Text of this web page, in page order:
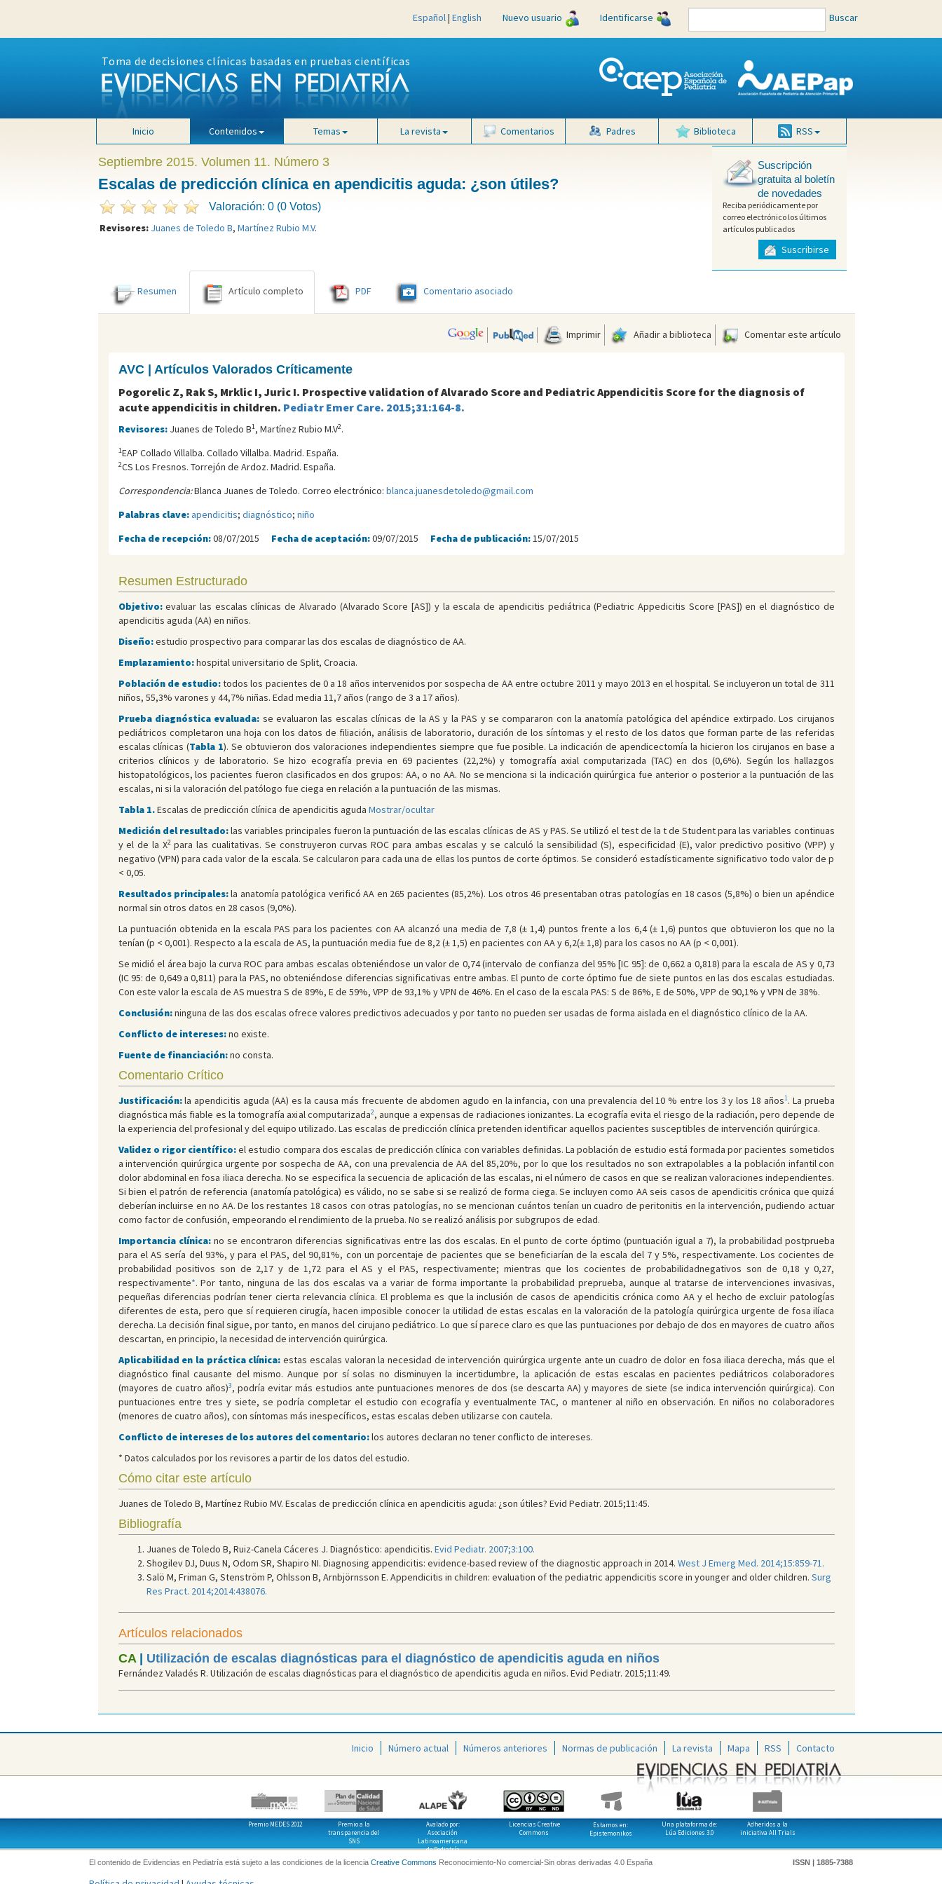
Español| English Nuevo usuario Identificarse Buscar
Toma de decisiones clínicas basadas en pruebas científicas
Inicio Contenidos Temas La revista Comentarios Padres Biblioteca RSS
Septiembre 2015. Volumen 11. Número 3
Escalas de predicción clínica en apendicitis aguda: ¿son útiles?
Valoración: 0 (0 Votos)
Revisores: Juanes de Toledo B, Martínez Rubio M.V.
Suscripción
gratuita al boletín
de novedades
Reciba periódicamente por
correo electrónico los últimos
artículos publicados
Suscribirse
Resumen Artículo completo PDF Comentario asociado
Imprimir Añadir a biblioteca Comentar este artículo
AVC | Artículos Valorados Críticamente
Pogorelic Z, Rak S, Mrklic I, Juric I. Prospective validation of Alvarado Score and Pediatric Appendicitis Score for the diagnosis of
acute appendicitis in children. Pediatr Emer Care. 2015;31:164-8.
Revisores: Juanes de Toledo B1, Martínez Rubio M.V2.
1EAP Collado Villalba. Collado Villalba. Madrid. España.
2CS Los Fresnos. Torrejón de Ardoz. Madrid. España.
Correspondencia:Blanca Juanes de Toledo. Correo electrónico: blanca.juanesdetoledo@gmail.com
Palabras clave:apendicitis; diagnóstico; niño
Fecha de recepción:08/07/2015 Fecha de aceptación:09/07/2015 Fecha de publicación:15/07/2015
Resumen Estructurado
Objetivo:evaluar las escalas clínicas de Alvarado (Alvarado Score [AS]) y la escala de apendicitis pediátrica (Pediatric Appedicitis Score [PAS]) en el diagnóstico de
apendicitis aguda (AA) en niños.
Diseño:estudio prospectivo para comparar las dos escalas de diagnóstico de AA.
Emplazamiento:hospital universitario de Split, Croacia.
Población de estudio:todos los pacientes de 0 a 18 años intervenidos por sospecha de AA entre octubre 2011 y mayo 2013 en el hospital. Se incluyeron un total de 311
niños, 55,3% varones y 44,7% niñas. Edad media 11,7 años (rango de 3 a 17 años).
Prueba diagnóstica evaluada: se evaluaron las escalas clínicas de la AS y la PAS y se compararon con la anatomía patológica del apéndice extirpado. Los cirujanos
pediátricos completaron una hoja con los datos de filiación, análisis de laboratorio, duración de los síntomas y el resto de los datos que forman parte de las referidas
escalas clínicas (Tabla 1). Se obtuvieron dos valoraciones independientes siempre que fue posible. La indicación de apendicectomía la hicieron los cirujanos en base a
criterios clínicos y de laboratorio. Se hizo ecografía previa en 69 pacientes (22,2%) y tomografía axial computarizada (TAC) en dos (0,6%). Según los hallazgos
histopatológicos, los pacientes fueron clasificados en dos grupos: AA, o no AA. No se menciona si la indicación quirúrgica fue anterior o posterior a la puntuación de las
escalas, ni si la valoración del patólogo fue ciega en relación a la puntuación de las mismas.
Tabla 1.Escalas de predicción clínica de apendicitis aguda Mostrar/ocultar
Medición del resultado:las variables principales fueron la puntuación de las escalas clínicas de AS y PAS. Se utilizó el test de la t de Student para las variables continuas
y el de la Χ2para las cualitativas. Se construyeron curvas ROC para ambas escalas y se calculó la sensibilidad (S), especificidad (E), valor predictivo positivo (VPP) y
negativo (VPN) para cada valor de la escala. Se calcularon para cada una de ellas los puntos de corte óptimos. Se consideró estadísticamente significativo todo valor de p
< 0,05.
Resultados principales:la anatomía patológica verificó AA en 265 pacientes (85,2%). Los otros 46 presentaban otras patologías en 18 casos (5,8%) o bien un apéndice
normal sin otros datos en 28 casos (9,0%).
La puntuación obtenida en la escala PAS para los pacientes con AA alcanzó una media de 7,8 (± 1,4) puntos frente a los 6,4 (± 1,6) puntos que obtuvieron los que no la
tenían (p < 0,001). Respecto a la escala de AS, la puntuación media fue de 8,2 (± 1,5) en pacientes con AA y 6,2(± 1,8) para los casos no AA (p < 0,001).
Se midió el área bajo la curva ROC para ambas escalas obteniéndose un valor de 0,74 (intervalo de confianza del 95% [IC 95]: de 0,662 a 0,818) para la escala de AS y 0,73
(IC 95: de 0,649 a 0,811) para la PAS, no obteniéndose diferencias significativas entre ambas. El punto de corte óptimo fue de siete puntos en las dos escalas estudiadas.
Con este valor la escala de AS muestra S de 89%, E de 59%, VPP de 93,1% y VPN de 46%. En el caso de la escala PAS: S de 86%, E de 50%, VPP de 90,1% y VPN de 38%.
Conclusión:ninguna de las dos escalas ofrece valores predictivos adecuados y por tanto no pueden ser usadas de forma aislada en el diagnóstico clínico de la AA.
Conflicto de intereses:no existe.
Fuente de financiación:no consta.
Comentario Crítico
Justificación:la apendicitis aguda (AA) es la causa más frecuente de abdomen agudo en la infancia, con una prevalencia del 10 % entre los 3 y los 18 años1. La prueba
diagnóstica más fiable es la tomografía axial computarizada2, aunque a expensas de radiaciones ionizantes. La ecografía evita el riesgo de la radiación, pero depende de
la experiencia del profesional y del equipo utilizado. Las escalas de predicción clínica pretenden identificar aquellos pacientes susceptibles de intervención quirúrgica.
Validez o rigor científico:el estudio compara dos escalas de predicción clínica con variables definidas. La población de estudio está formada por pacientes sometidos
a intervención quirúrgica urgente por sospecha de AA, con una prevalencia de AA del 85,20%, por lo que los resultados no son extrapolables a la población infantil con
dolor abdominal en fosa iliaca derecha. No se especifica la secuencia de aplicación de las escalas, ni el número de casos en que se realizan valoraciones independientes.
Si bien el patrón de referencia (anatomía patológica) es válido, no se sabe si se realizó de forma ciega. Se incluyen como AA seis casos de apendicitis crónica que quizá
deberían incluirse en no AA. De los restantes 18 casos con otras patologías, no se mencionan cuántos tenían un cuadro de peritonitis en la intervención, pudiendo actuar
como factor de confusión, empeorando el rendimiento de la prueba. No se realizó análisis por subgrupos de edad.
Importancia clínica:no se encontraron diferencias significativas entre las dos escalas. En el punto de corte óptimo (puntuación igual a 7), la probabilidad postprueba
para el AS sería del 93%, y para el PAS, del 90,81%, con un porcentaje de pacientes que se beneficiarían de la escala del 7 y 5%, respectivamente. Los cocientes de
probabilidad positivos son de 2,17 y de 1,72 para el AS y el PAS, respectivamente; mientras que los cocientes de probabilidadnegativos son de 0,18 y 0,27,
respectivamente*. Por tanto, ninguna de las dos escalas va a variar de forma importante la probabilidad preprueba, aunque al tratarse de intervenciones invasivas,
pequeñas diferencias podrían tener cierta relevancia clínica. El problema es que la inclusión de casos de apendicitis crónica como AA y el hecho de excluir patologías
diferentes de esta, pero que sí requieren cirugía, hacen imposible conocer la utilidad de estas escalas en la valoración de la patología quirúrgica urgente de fosa ilíaca
derecha. La decisión final sigue, por tanto, en manos del cirujano pediátrico. Lo que sí parece claro es que las puntuaciones por debajo de dos en mayores de cuatro años
descartan, en principio, la necesidad de intervención quirúrgica.
Aplicabilidad en la práctica clínica: estas escalas valoran la necesidad de intervención quirúrgica urgente ante un cuadro de dolor en fosa iliaca derecha, más que el
diagnóstico final causante del mismo. Aunque por sí solas no disminuyen la incertidumbre, la aplicación de estas escalas en pacientes pediátricos colaboradores
(mayores de cuatro años)3, podría evitar más estudios ante puntuaciones menores de dos (se descarta AA) y mayores de siete (se indica intervención quirúrgica). Con
puntuaciones entre tres y siete, se podría completar el estudio con ecografía y eventualmente TAC, o mantener al niño en observación. En niños no colaboradores
(menores de cuatro años), con síntomas más inespecíficos, estas escalas deben utilizarse con cautela.
Conflicto de intereses de los autores del comentario:los autores declaran no tener conflicto de intereses.
* Datos calculados por los revisores a partir de los datos del estudio.
Cómo citar este artículo
Juanes de Toledo B, Martínez Rubio MV. Escalas de predicción clínica en apendicitis aguda: ¿son útiles? Evid Pediatr. 2015;11:45.
Bibliografía
Juanes de Toledo B, Ruiz-Canela Cáceres J. Diagnóstico: apendicitis. Evid Pediatr. 2007;3:100.
Shogilev DJ, Duus N, Odom SR, Shapiro NI. Diagnosing appendicitis: evidence-based review of the diagnostic approach in 2014. West J Emerg Med. 2014;15:859-71.
Salö M, Friman G, Stenström P, Ohlsson B, Arnbjörnsson E. Appendicitis in children: evaluation of the pediatric appendicitis score in younger and older children. Surg
Res Pract. 2014;2014:438076.
Artículos relacionados
CA| Utilización de escalas diagnósticas para el diagnóstico de apendicitis aguda en niños
Fernández Valadés R. Utilización de escalas diagnósticas para el diagnóstico de apendicitis aguda en niños. Evid Pediatr. 2015;11:49.
Inicio Número actual Números anteriores Normas de publicación La revista Mapa RSS Contacto
Premio MEDES 2012
Premio a la
transparencia del
SNS
Avalado por:
Asociación
Latinoamericana
de Pediatría
Licencias Creative
Commons
Estamos en:
Epistemonikos
Una plataforma de:
Lúa Ediciones 3.0
Adheridos a la
iniciativa All Trials
El contenido de Evidencias en Pediatría está sujeto a las condiciones de la licencia Creative Commons Reconocimiento-No comercial-Sin obras derivadas 4.0 España ISSN | 1885-7388